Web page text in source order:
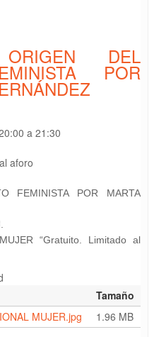
DEL
POR
a 21:30
aforo
FEMINISTA POR MARTA
MUJER “Gratuito.
Limitado al
Tamaño
MUJER.jpg
1.96 MB